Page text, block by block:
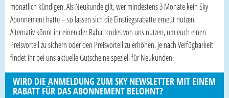
monatlich kündigen. Als Neukunde gilt, wer mindestens 3 Monate kein Sky
Abonnement hatte – so lassen sich die Einstiegsrabatte erneut nutzen.
Alternativ könnt ihr einen der Rabattcodes von uns nutzen, um euch einen
Preisvorteil zu sichern oder den Preisvorteil zu erhöhen. Je nach Verfügbarkeit
findet ihr bei uns aktuelle Gutscheine speziell für Neukunden.
WIRD DIE ANMELDUNG ZUM SKY NEWSLETTER MIT EINEM
RABATT FÜR DAS ABONNEMENT BELOHNT?